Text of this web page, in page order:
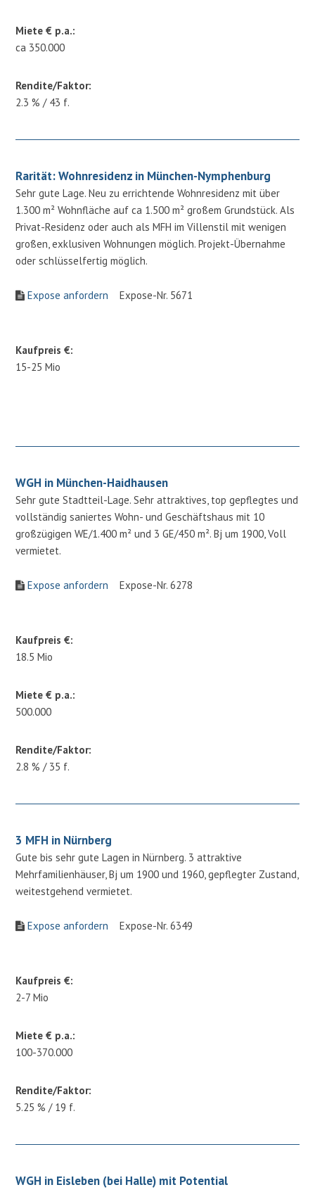
Miete € p.a.:
ca 350.000
Rendite/Faktor:
2.3 % / 43 f.
Rarität: Wohnresidenz in München-Nymphenburg
Sehr gute Lage. Neu zu errichtende Wohnresidenz mit über
1.300 m² Wohnfläche auf ca 1.500 m² großem Grundstück. Als
Privat-Residenz oder auch als MFH im Villenstil mit wenigen
großen, exklusiven Wohnungen möglich. Projekt-Übernahme
oder schlüsselfertig möglich.
Expose anfordern Expose-Nr. 5671
Kaufpreis €:
15-25 Mio
WGH in München-Haidhausen
Sehr gute Stadtteil-Lage. Sehr attraktives, top gepflegtes und
vollständig saniertes Wohn- und Geschäftshaus mit 10
großzügigen WE/1.400 m² und 3 GE/450 m². Bj um 1900, Voll
vermietet.
Expose anfordern Expose-Nr. 6278
Kaufpreis €:
18.5 Mio
Miete € p.a.:
500.000
Rendite/Faktor:
2.8 % / 35 f.
3 MFH in Nürnberg
Gute bis sehr gute Lagen in Nürnberg. 3 attraktive
Mehrfamilienhäuser, Bj um 1900 und 1960, gepflegter Zustand,
weitestgehend vermietet.
Expose anfordern Expose-Nr. 6349
Kaufpreis €:
2-7 Mio
Miete € p.a.:
100-370.000
Rendite/Faktor:
5.25 % / 19 f.
WGH in Eisleben (bei Halle) mit Potential